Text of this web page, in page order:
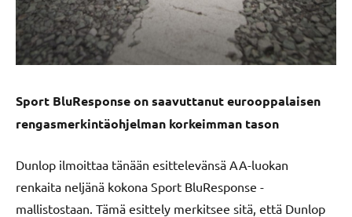
Sport BluResponse on saavuttanut eurooppalaisen
rengasmerkintäohjelman korkeimman tason
Dunlop ilmoittaa tänään esittelevänsä AA-luokan
renkaita neljänä kokona Sport BluResponse -
mallistostaan. Tämä esittely merkitsee sitä, että Dunlop